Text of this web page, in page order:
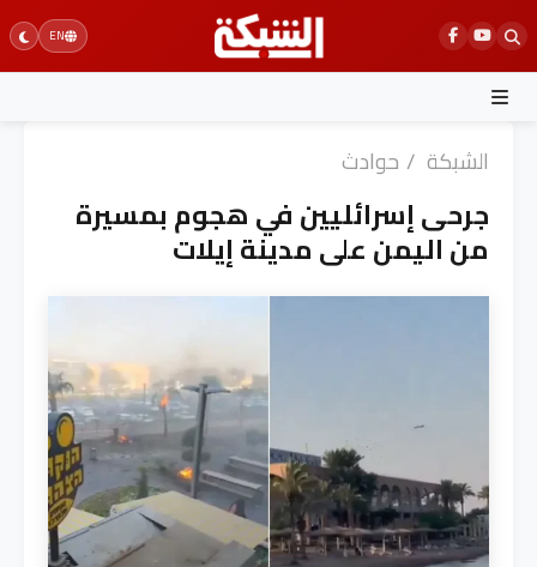
Skip
to
content
EN
الشبكة / حوادث
جرحى إسرائليين في هجوم بمسيرة
من اليمن على مدينة إيلات